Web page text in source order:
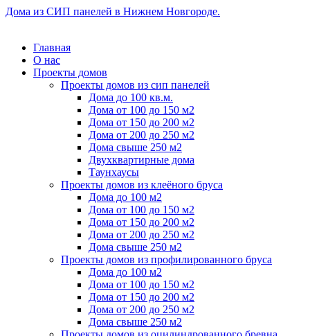
Дома из СИП панелей в Нижнем Новгороде.
Главная
О нас
Проекты домов
Проекты домов из сип панелей
Дома до 100 кв.м.
Дома от 100 до 150 м2
Дома от 150 до 200 м2
Дома от 200 до 250 м2
Дома свыше 250 м2
Двухквартирные дома
Таунхаусы
Проекты домов из клеёного бруса
Дома до 100 м2
Дома от 100 до 150 м2
Дома от 150 до 200 м2
Дома от 200 до 250 м2
Дома свыше 250 м2
Проекты домов из профилированного бруса
Дома до 100 м2
Дома от 100 до 150 м2
Дома от 150 до 200 м2
Дома от 200 до 250 м2
Дома свыше 250 м2